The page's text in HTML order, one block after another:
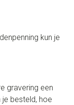
kun je
gravering een
besteld, hoe